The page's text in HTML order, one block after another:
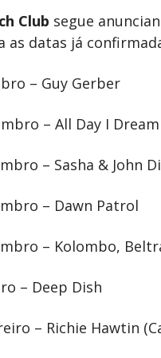
Club segue
as datas já
– Guy Gerber
– All Day I Dream
– Sasha & John
– Dawn Patrol
– Kolombo,
– Deep Dish
– Richie Hawtin